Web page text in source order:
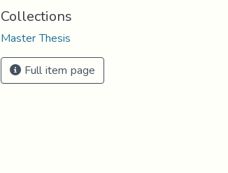
Collections
Master Thesis
Full item page